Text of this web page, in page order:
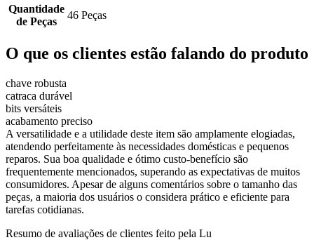
Quantidade
de Peças
46 Peças
O que os clientes estão falando do produto
chave robusta
catraca durável
bits versáteis
acabamento preciso
A versatilidade e a utilidade deste item são amplamente elogiadas,
atendendo perfeitamente às necessidades domésticas e pequenos
reparos. Sua boa qualidade e ótimo custo-benefício são
frequentemente mencionados, superando as expectativas de muitos
consumidores. Apesar de alguns comentários sobre o tamanho das
peças, a maioria dos usuários o considera prático e eficiente para
tarefas cotidianas.
Resumo de avaliações de clientes feito pela Lu